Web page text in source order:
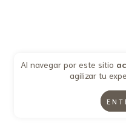
Al navegar por este sitio
agilizar tu